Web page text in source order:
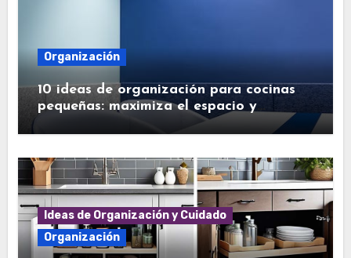
Organización
10 ideas de organización para cocinas
pequeñas: maximiza el espacio y
simplifica tu vida
Ideas de Organización y Cuidado
Organización